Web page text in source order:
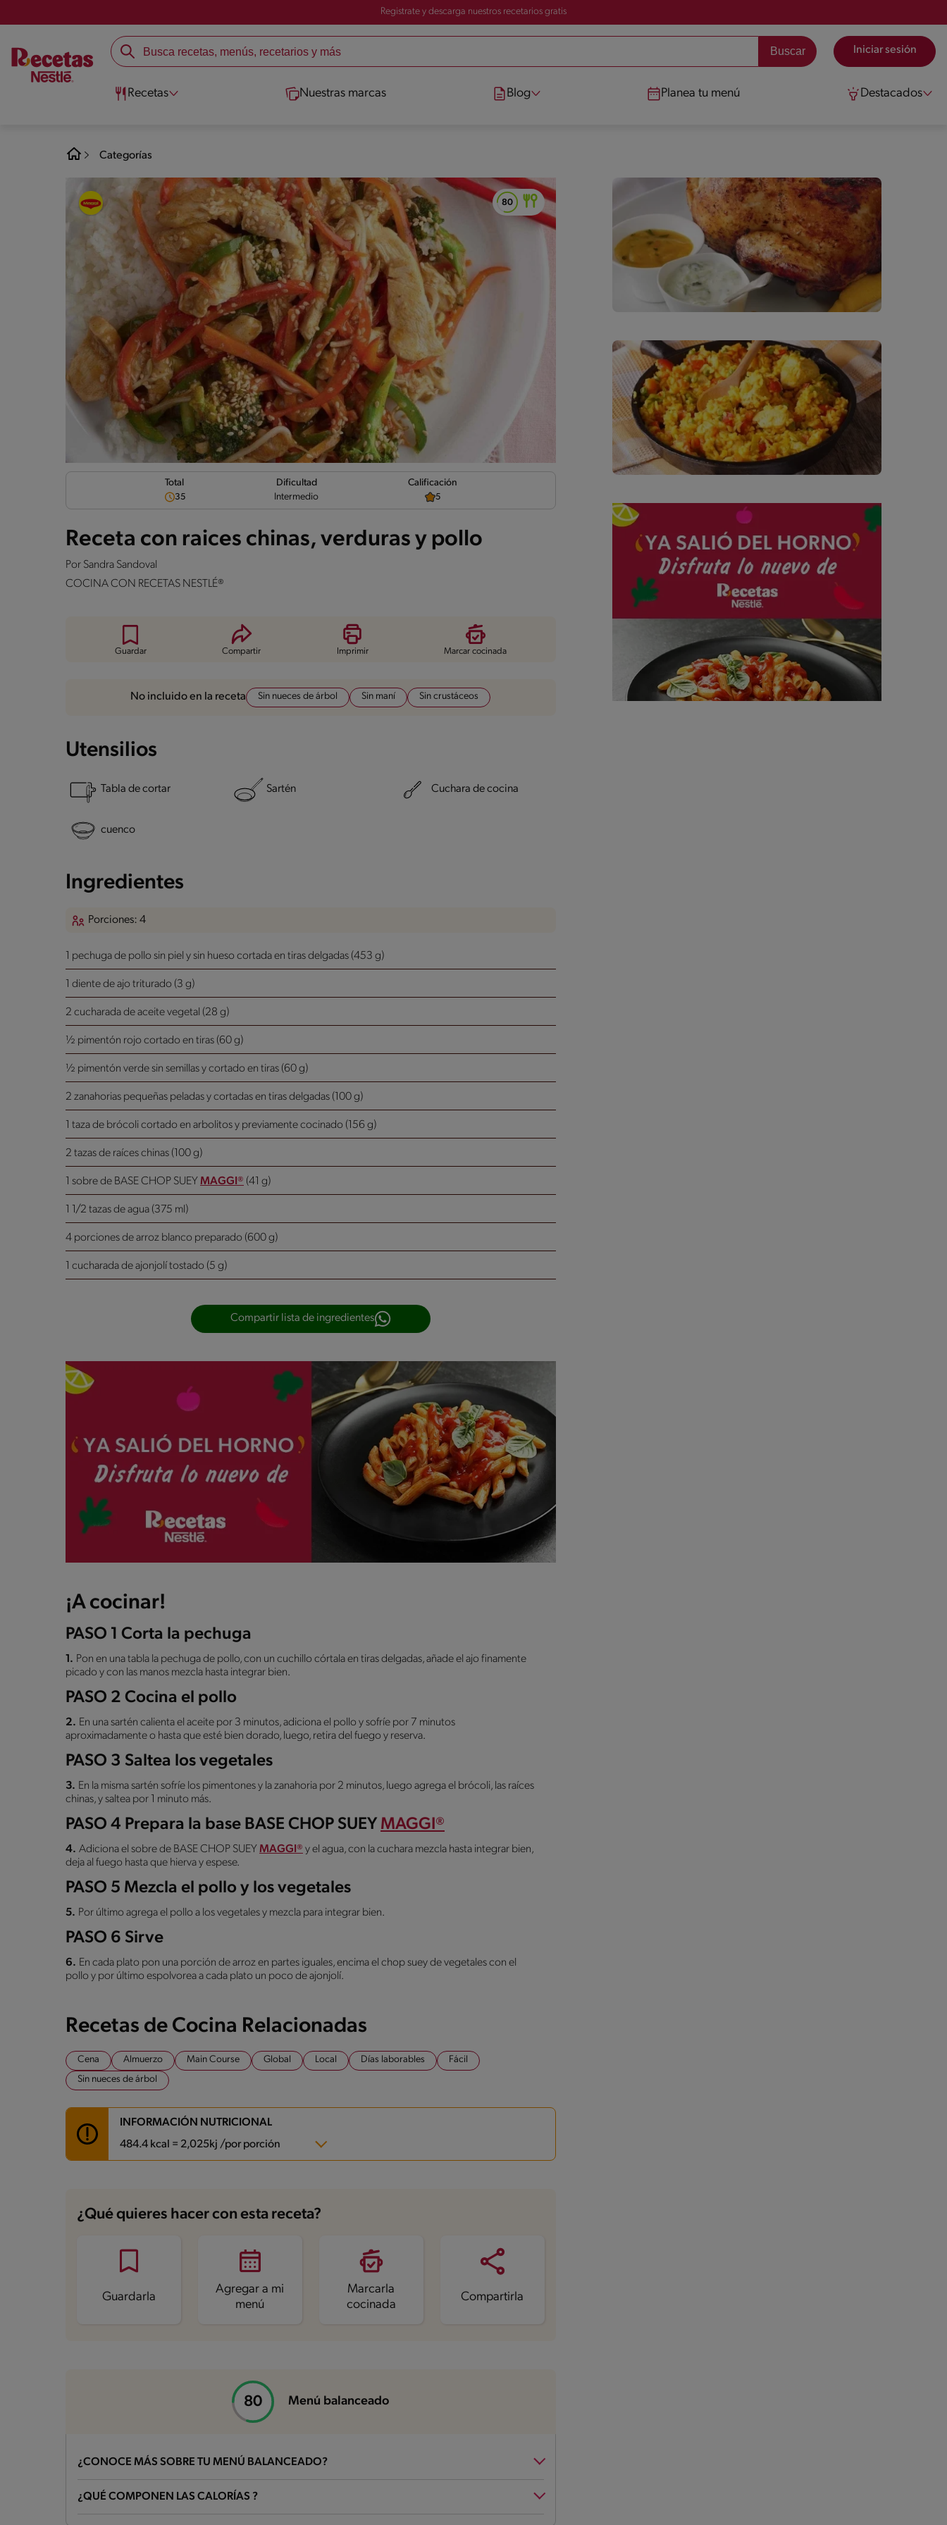
Registrate y descarga nuestros recetarios gratis
Iniciar sesión
Recetas Nuestras marcas Blog Planea tu menú Destacados
Categorías
Total
35
Dificultad
Intermedio
Calificación
5
Receta con raices chinas, verduras y pollo
Por Sandra Sandoval
COCINA CON RECETAS NESTLÉ®
Guardar Compartir Imprimir Marcar cocinada
No incluido en la receta Sin nueces de árbol Sin maní Sin crustáceos
Utensilios
Tabla de cortar Sartén Cuchara de cocina
cuenco
Ingredientes
Porciones: 4
1 pechuga de pollo sin piel y sin hueso cortada en tiras delgadas (453 g)
1 diente de ajo triturado (3 g)
2 cucharada de aceite vegetal (28 g)
½ pimentón rojo cortado en tiras (60 g)
½ pimentón verde sin semillas y cortado en tiras (60 g)
2 zanahorias pequeñas peladas y cortadas en tiras delgadas (100 g)
1 taza de brócoli cortado en arbolitos y previamente cocinado (156 g)
2 tazas de raíces chinas (100 g)
1 sobre de BASE CHOP SUEY MAGGI® (41 g)
1 1/2 tazas de agua (375 ml)
4 porciones de arroz blanco preparado (600 g)
1 cucharada de ajonjolí tostado (5 g)
Compartir lista de ingredientes
¡A cocinar!
PASO 1 Corta la pechuga
1. Pon en una tabla la pechuga de pollo, con un cuchillo córtala en tiras delgadas, añade el ajo finamente
picado y con las manos mezcla hasta integrar bien.
PASO 2 Cocina el pollo
2. En una sartén calienta el aceite por 3 minutos, adiciona el pollo y sofríe por 7 minutos
aproximadamente o hasta que esté bien dorado, luego, retira del fuego y reserva.
PASO 3 Saltea los vegetales
3. En la misma sartén sofríe los pimentones y la zanahoria por 2 minutos, luego agrega el brócoli, las raíces
chinas, y saltea por 1 minuto más.
PASO 4 Prepara la base BASE CHOP SUEY MAGGI®
4. Adiciona el sobre de BASE CHOP SUEY MAGGI® y el agua, con la cuchara mezcla hasta integrar bien,
deja al fuego hasta que hierva y espese.
PASO 5 Mezcla el pollo y los vegetales
5. Por último agrega el pollo a los vegetales y mezcla para integrar bien.
PASO 6 Sirve
6. En cada plato pon una porción de arroz en partes iguales, encima el chop suey de vegetales con el
pollo y por último espolvorea a cada plato un poco de ajonjolí.
Recetas de Cocina Relacionadas
Cena Almuerzo Main Course Global Local Días laborables
Fácil
Sin nueces de árbol
INFORMACIÓN NUTRICIONAL
484.4 kcal = 2,025kj /por porción
Energía
484.4 kcal
Grasas 12.3 g
Sodio
¿Qué quieres hacer con esta receta?
Guardarla
Agregar a mi
menú
Marcarla
cocinada
Compartirla
Menú balanceado
¿CONOCE MÁS SOBRE TU MENÚ BALANCEADO?
¿Qué es un menú balanceado?
¿QUÉ COMPONEN LAS CALORÍAS ?